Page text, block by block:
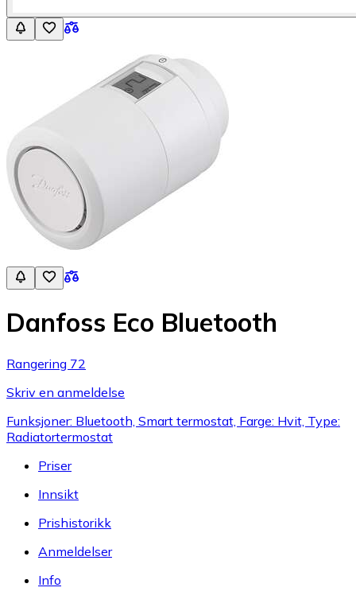
Danfoss Eco Bluetooth
Rangering 72
Skriv en anmeldelse
Funksjoner: Bluetooth, Smart termostat, Farge: Hvit, Type:
Radiatortermostat
Priser
Innsikt
Prishistorikk
Anmeldelser
Info